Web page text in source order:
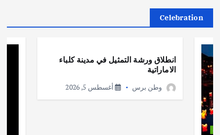
Celebration
انطلاق ورشة التمثيل في مدينة كلباء
الاماراتية
وطن برس أغسطس 5, 2026